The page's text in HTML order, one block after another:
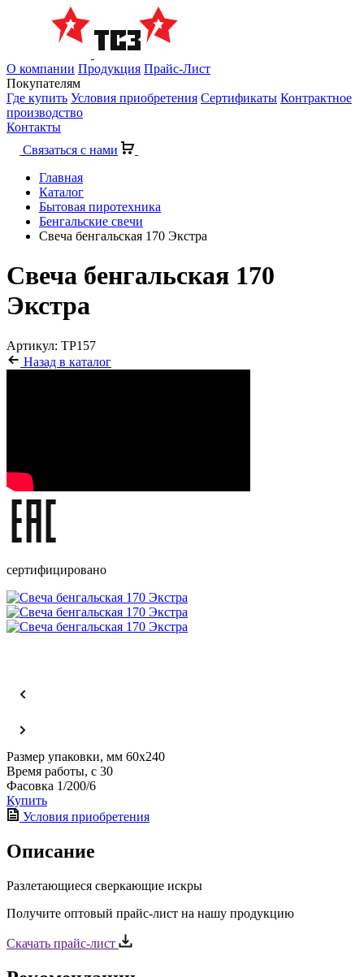
О компании Продукция Прайс-Лист
Покупателям
Где купить Условия приобретения Сертификаты Контрактное
производство
Контакты
Связаться с нами
Главная
Каталог
Бытовая пиротехника
Бенгальские свечи
Свеча бенгальская 170 Экстра
Свеча бенгальская 170
Экстра
Артикул: ТР157
Назад в каталог
сертифицировано
Размер упаковки, мм 60х240
Время работы, с 30
Фасовка 1/200/6
Купить
Условия приобретения
Описание
Разлетающиеся сверкающие искры
Получите оптовый прайс-лист на нашу продукцию
Скачать прайс-лист